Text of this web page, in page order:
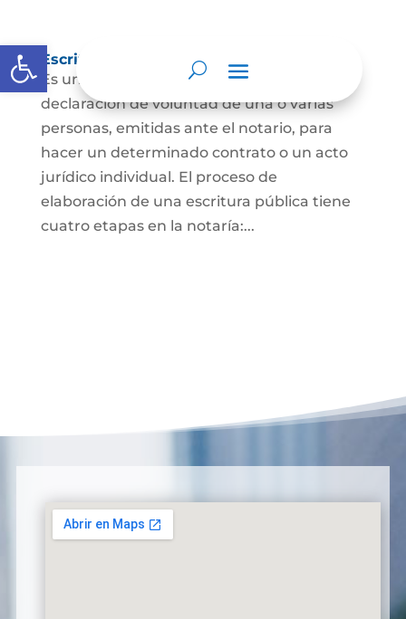
Abrir barra de herramientas
Escritura Pública
Es un documento que contiene la
declaración de voluntad de una o varias
personas, emitidas ante el notario, para
hacer un determinado contrato o un acto
jurídico individual. El proceso de
elaboración de una escritura pública tiene
cuatro etapas en la notaría:...